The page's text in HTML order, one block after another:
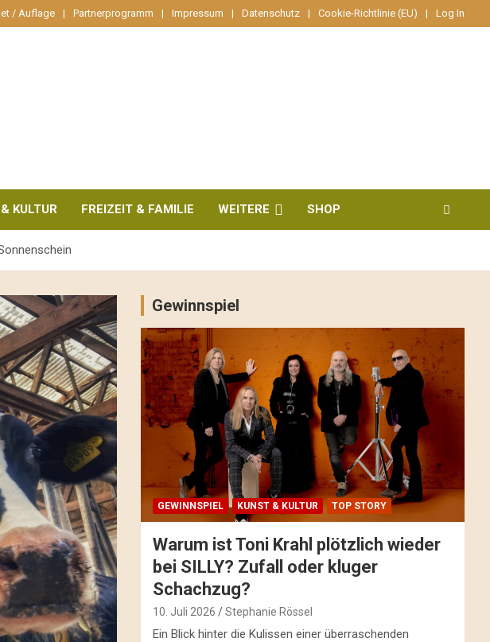
/ Auflage Partnerprogramm Impressum Datenschutz Cookie-Richtlinie (EU) Log In
KULTUR FREIZEIT & FAMILIE WEITERE SHOP
Gewinnspiel
GEWINNSPIEL KUNST & KULTUR TOP STORY
Warum ist Toni Krahl plötzlich wieder
bei SILLY? Zufall oder kluger
Schachzug?
10. Juli 2026 Stephanie Rössel
Ein Blick hinter die Kulissen einer überraschenden